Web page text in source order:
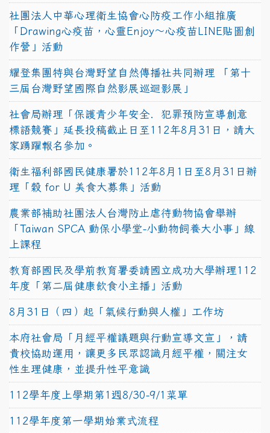
社團法人中華心理衛生協會心防疫工作小組推廣
「Drawing心疫苗，心靈Enjoy〜心疫苗LINE貼圖創
作營」活動
耀登集團特與台灣野望自然傳播社共同辦理 「第十
三屆台灣野望國際自然影展巡迴影展」
社會局辦理「保護青少年安全．犯罪預防宣導創意
標語競賽」延長投稿截止日至112年8月31日，請大
家踴躍報名參加。
衛生福利部國民健康署於112年8月1日至8月31日辦
理「穀 for U 美食大募集」活動
農業部補助社團法人台灣防止虐待動物協會舉辦
「Taiwan SPCA 動保小學堂-小動物飼養大小事」線
上課程
教育部國民及學前教育署委請國立成功大學辦理112
年度「第二屆健康飲食小主播」活動
8月31日（四）起「氣候行動與人權」工作坊
本府社會局「月經平權議題與行動宣導文宣」，請
貴校協助運用，讓更多民眾認識月經平權，關注女
性生理健康，並提升性平意識
112學年度上學期第1週8/30-9/1菜單
112學年度第一學期始業式流程